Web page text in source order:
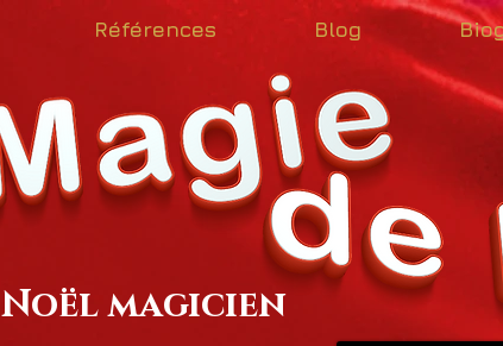
Références Blog
magicien